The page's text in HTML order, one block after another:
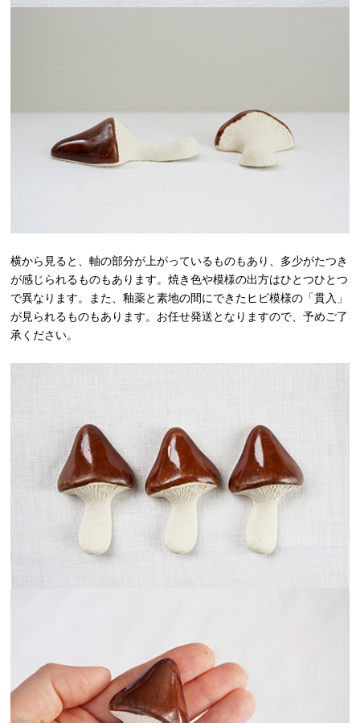
横から見ると、軸の部分が上がっているものもあり、多少がたつき
が感じられるものもあります。焼き色や模様の出方はひとつひとつ
で異なります。また、釉薬と素地の間にできたヒビ模様の「貫入」
が見られるものもあります。お任せ発送となりますので、予めご了
承ください。